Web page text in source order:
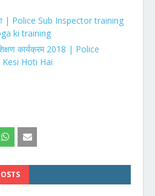
| Police Sub Inspector training
ki training
कार्यक्रम2018 | Police
Hoti Hai